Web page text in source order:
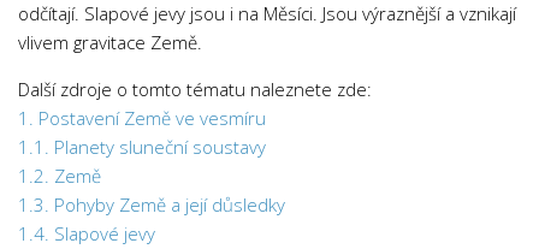
odčítají. Slapové jevy jsou i na Měsíci. Jsou výraznější a vznikají
vlivem gravitace Země.
Další zdroje o tomto tématu naleznete zde:
1. Postavení Země ve vesmíru
1.1. Planety sluneční soustavy
1.2. Země
1.3. Pohyby Země a její důsledky
1.4. Slapové jevy